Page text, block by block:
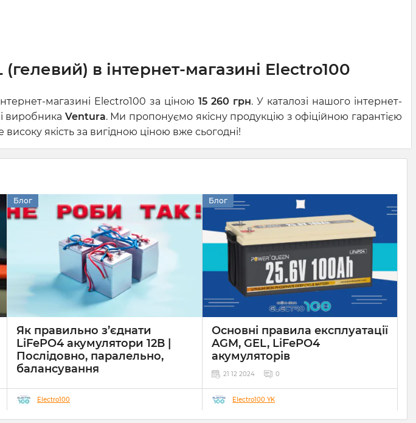
в інтернет-магазині Electro100
магазині Electro100 за ціною15 260 грн. У каталозі нашого інтернет-
виробника Ventura. Ми пропонуємо якісну продукцію з офіційною гарантією
якість за вигідною ціною вже сьогодні!
Блог
Як правильно з’єднати
LiFePO4 акумулятори 12В |
Послідовно, паралельно,
балансування
15 05 2025
0
Electro100
Блог
Основні правила експлуатації
AGM, GEL, LiFePO4
акумуляторів
21 12 2024 0
Electro100 YK